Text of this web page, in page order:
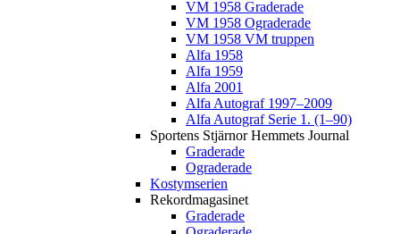
VM 1958 Graderade
VM 1958 Ograderade
VM 1958 VM truppen
Alfa 1958
Alfa 1959
Alfa 2001
Alfa Autograf 1997–2009
Alfa Autograf Serie 1. (1–90)
Sportens Stjärnor Hemmets Journal
Graderade
Ograderade
Kostymserien
Rekordmagasinet
Graderade